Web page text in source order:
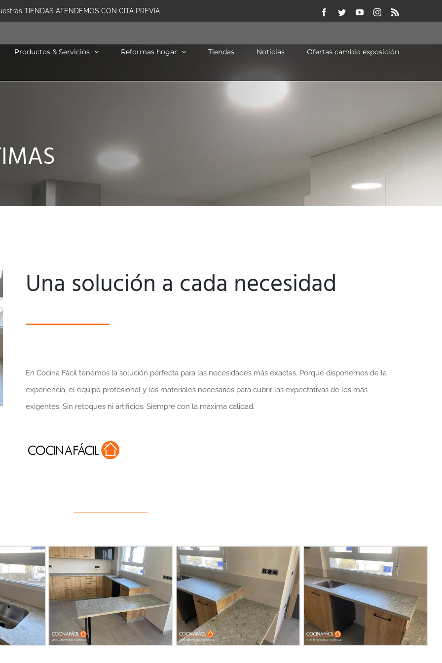
TIENDAS ATENDEMOS CON CITA PREVIA Facebook
TwitterYouTubeInstagram
Productos & Servicios Reformas hogar Tiendas Noticias Ofertas cambio exposición
Una solución a cada necesidad
En Cocina Fácil tenemos la solución perfecta para las necesidades más exactas. Porque disponemos de la
experiencia, el equipo profesional y los materiales necesarios para cubrir las expectativas de los más
exigentes. Sin retoques ni artificios. Siempre con la máxima calidad.